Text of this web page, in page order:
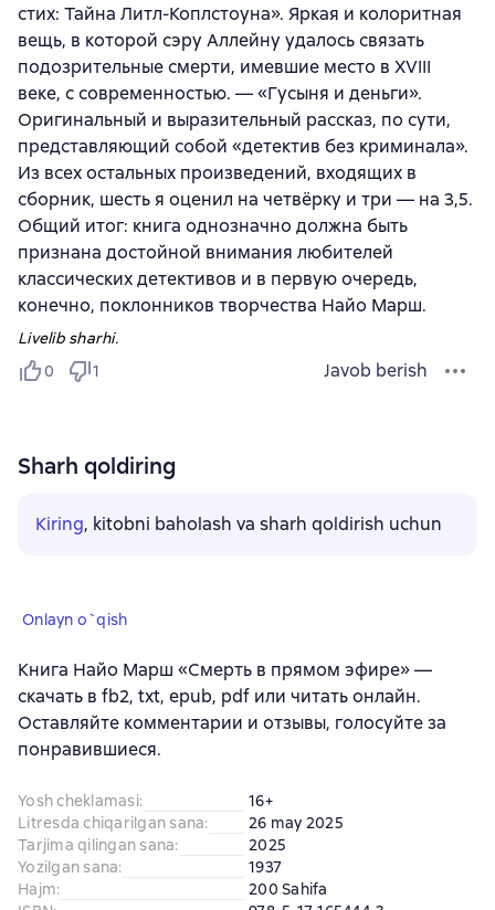
стих: Тайна Литл-Коплстоуна». Яркая и колоритная
вещь, в которой сэру Аллейну удалось связать
подозрительные смерти, имевшие место в XVIII
веке, с современностью. — «Гусыня и деньги».
Оригинальный и выразительный рассказ, по сути,
представляющий собой «детектив без криминала».
Из всех остальных произведений, входящих в
сборник, шесть я оценил на четвёрку и три — на 3,5.
Общий итог: книга однозначно должна быть
признана достойной внимания любителей
классических детективов и в первую очередь,
конечно, поклонников творчества Найо Марш.
Livelib sharhi.
0
1 Javob berish
Sharh qoldiring
Kiring, kitobni baholash va sharh qoldirish uchun
Onlayn o`qish
Книга Найо Марш «Смерть в прямом эфире» —
скачать в fb2, txt, epub, pdf или читать онлайн.
Оставляйте комментарии и отзывы, голосуйте за
понравившиеся.
Yosh cheklamasi:
16+
Litresda chiqarilgan sana:
26 may 2025
Tarjima qilingan sana:
2025
Yozilgan sana:
1937
Hajm:
200 Sahifa